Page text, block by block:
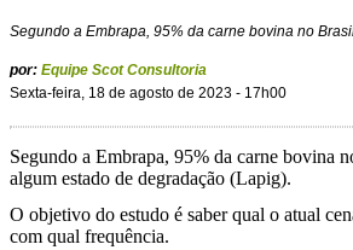
Segundo a Embrapa, 95% da carne bovina no
por: Equipe Scot Consultoria
Sexta-feira, 18 de agosto de 2023 - 17h00
Segundo a Embrapa, 95% da carne bovina
algum estado de degradação (Lapig).
O objetivo do estudo é saber qual o atual
com qual frequência.